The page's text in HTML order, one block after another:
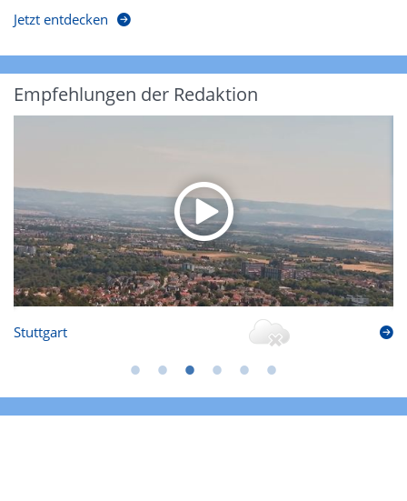
Jetzt entdecken
Empfehlungen der Redaktion
Stuttgart